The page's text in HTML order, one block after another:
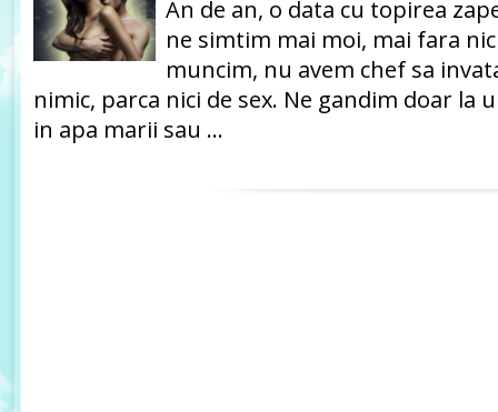
An de an, o data cu topirea
ne simtim mai moi, mai fara
muncim, nu avem chef sa
nimic, parca nici de sex. Ne gandim doar la
in apa marii sau …